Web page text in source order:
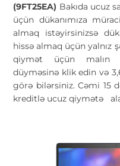
(9FT25EA) Bakıda ucuz
üçün dükanımıza
almaq istəyirsinizsə
hissə almaq üçün yalnız
qiymət üçün malın
düyməsinə klik edin və
görə bilərsiniz. Cəmi 15
kreditlə ucuz qiymətə